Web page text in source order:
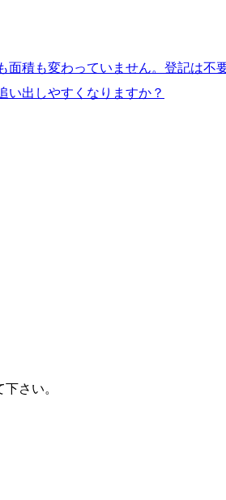
積も変わっていません。登記は不
い出しやすくなりますか？
さい。